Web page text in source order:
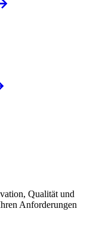
Qualität und
Anforderungen